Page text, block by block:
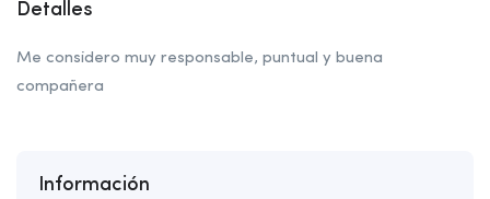
Detalles
Me considero muy responsable, puntual y buena
compañera
Información